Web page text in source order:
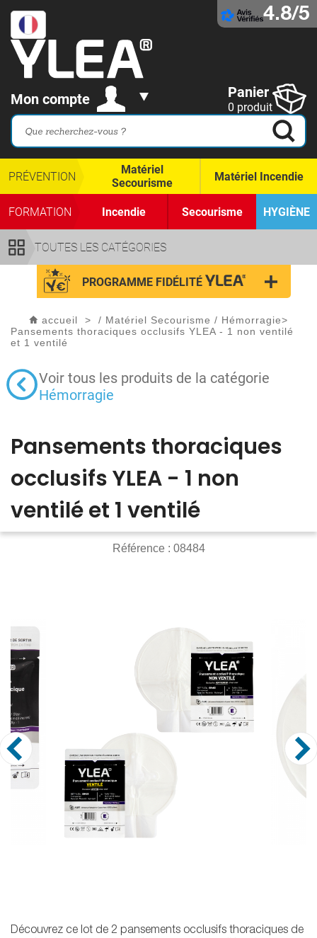
4.8/5
Mon compte Panier
0 produit
TOUTES LES CATÉGORIES
PRÉVENTION
Matériel
Secourisme
Matériel Incendie
FORMATION Incendie Secourisme HYGIÈNE
PROGRAMME FIDÉLITÉ
accueil > / Matériel Secourisme / Hémorragie>
Pansements thoraciques occlusifs YLEA - 1 non ventilé
et 1 ventilé
Voir tous les produits de la catégorie
Hémorragie
Pansements thoraciques
occlusifs YLEA - 1 non
ventilé et 1 ventilé
Référence : 08484
Découvrez ce lot de 2 pansements occlusifs thoraciques de